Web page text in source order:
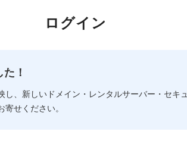
ドメイン一括検索
WHOIS検索
バリュードメインAPI
以下で
以下
ログイン
！
、新しいドメイン・レンタルサーバー・セキ
せください。